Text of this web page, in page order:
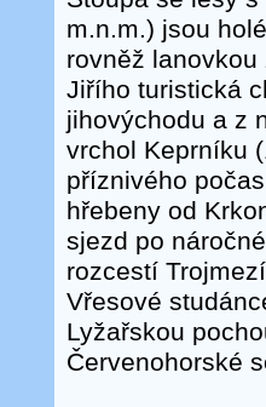
m.n.m.) jsou
rovněž
Jiřího turistická
jihovýchodu a z
vrchol Keprníku
příznivého
hřebeny od
sjezd po
rozcestí
Vřesové
Lyžařskou
Červenohorské